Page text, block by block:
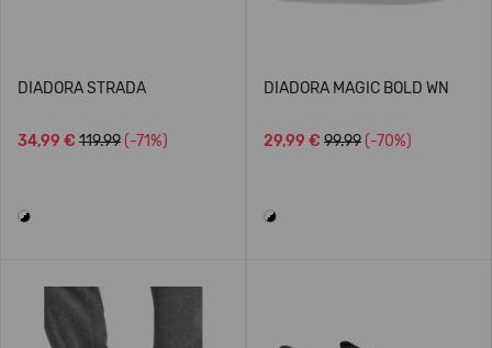
DIADORA STRADA
34,99 € 119.99 (-71%)
DIADORA MAGIC BOLD WN
29,99 € 99.99 (-70%)